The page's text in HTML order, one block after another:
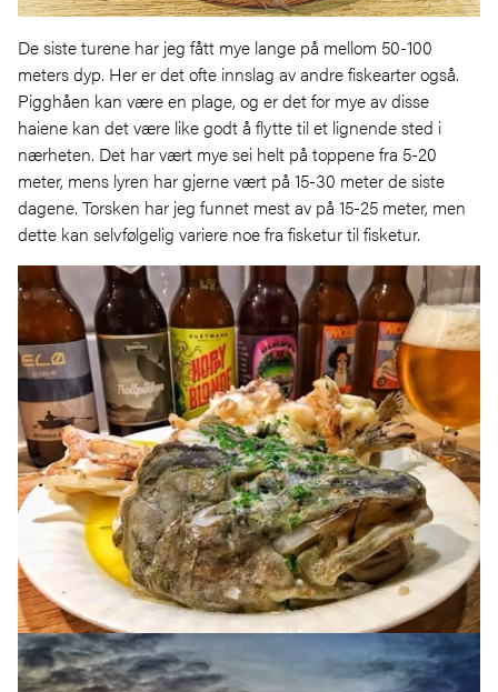
De siste turene har jeg fått mye lange på mellom 50-100
meters dyp. Her er det ofte innslag av andre fiskearter også.
Pigghåen kan være en plage, og er det for mye av disse
haiene kan det være like godt å flytte til et lignende sted i
nærheten. Det har vært mye sei helt på toppene fra 5-20
meter, mens lyren har gjerne vært på 15-30 meter de siste
dagene. Torsken har jeg funnet mest av på 15-25 meter, men
dette kan selvfølgelig variere noe fra fisketur til fisketur.